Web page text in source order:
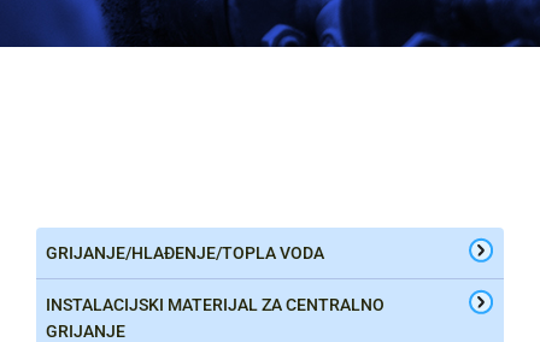
GRIJANJE/HLAĐENJE/TOPLA VODA
INSTALACIJSKI MATERIJAL ZA CENTRALNO
GRIJANJE